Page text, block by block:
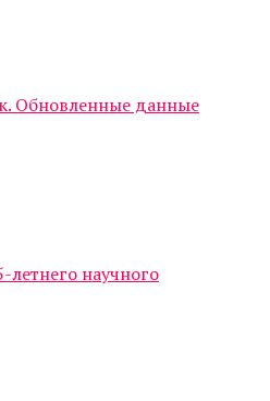
Обновленные данные
научного